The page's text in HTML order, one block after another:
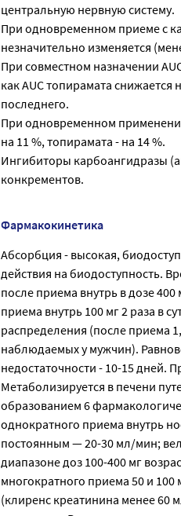
центральную нервную систему.
При одновременном приеме с
незначительно изменяется
При совместном назначении
как AUC топирамата
последнего.
При одновременном
на 11 %, топирамата - нa 14 %.
Ингибиторы карбоангидразы
конкрементов.
Фармакокинетика
Абсорбция - высокая,
действия на биодоступность.
после приема внутрь в дозе
приема внутрь 100 мг 2 раза в
распределения (после приема
наблюдаемых у мужчин).
недостаточности - 10-15 дней.
Метаболизируется в печени
образованием 6
однократного приема внутрь
постоянным — 20-30 мл/мин;
диапазоне доз 100-400 мг
многократного приема 50 и 100
(клиренс креатинина менее 60